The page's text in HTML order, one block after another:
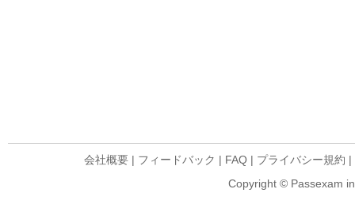
会社概要 | フィードバック | FAQ | プライバシー規約 |
Copyright © Passexam